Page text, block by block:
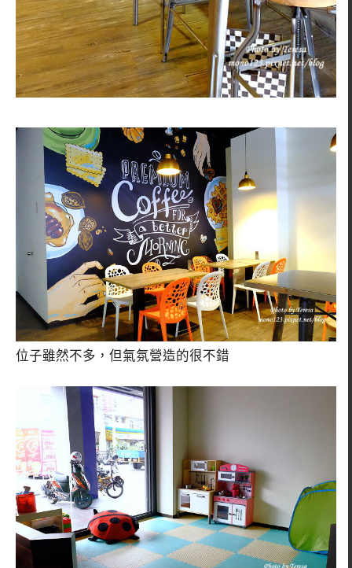
位子雖然不多，但氣氛營造的很不錯